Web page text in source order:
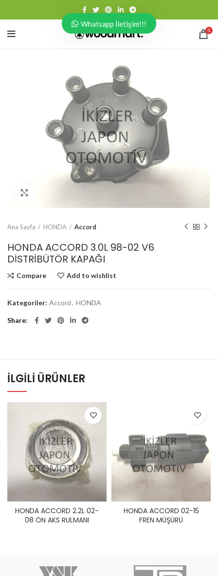
0
Ana Sayfa HONDA Accord
HONDA ACCORD 3.0L 98-02 V6
DİSTRİBÜTÖR KAPAĞI
Compare Add to wishlist
Kategoriler: Accord, HONDA
Share
İLGILI ÜRÜNLER
HONDA ACCORD 2.2L 02-
08 ÖN AKS RULMANI
HONDA ACCORD 02-15
FREN MÜŞÜRÜ
Whatsapp İletişim!!!